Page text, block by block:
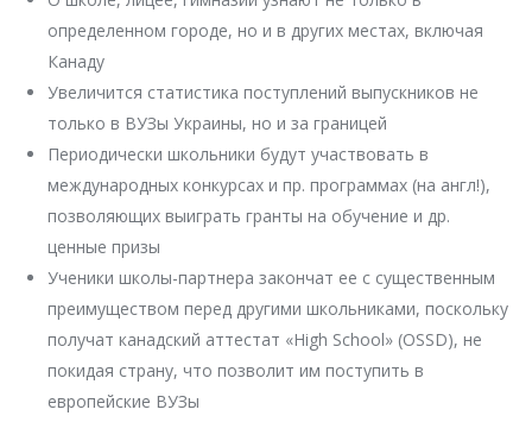
определенном городе, но и в других местах, включая
Канаду
Увеличится статистика поступлений выпускников не
только в ВУЗы Украины, но и за границей
Периодически школьники будут участвовать в
международных конкурсах и пр. программах (на англ!),
позволяющих выиграть гранты на обучение и др.
ценные призы
Ученики школы-партнера закончат ее с существенным
преимуществом перед другими школьниками, поскольку
получат канадский аттестат «High School» (OSSD), не
покидая страну, что позволит им поступить в
европейские ВУЗы